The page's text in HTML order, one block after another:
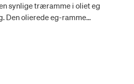
synlige træramme i oliet eg
Den olierede eg-ramme
robust udtryk. Denne